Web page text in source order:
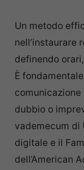
Un metodo
nell’instaurare
definendo
È
dubbio o
vademecum di
digitale e il
dell’American